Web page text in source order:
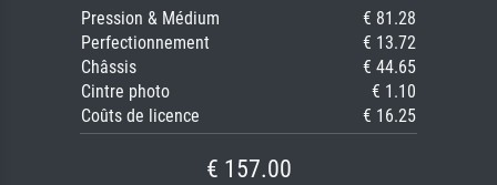
Pression & Médium
€ 81.28
Perfectionnement
€ 13.72
Châssis
€ 44.65
Cintre photo
€ 1.10
Coûts de licence
€ 16.25
€ 157.00